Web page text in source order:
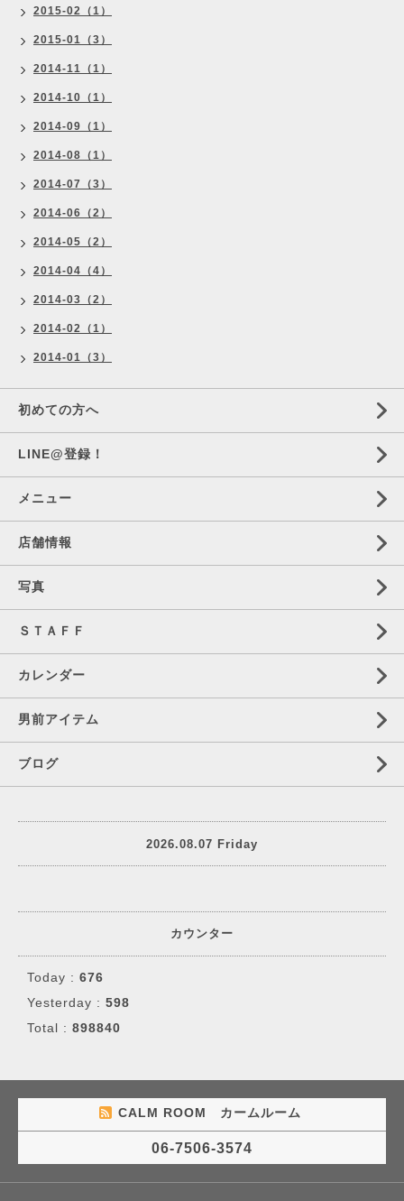
2015-02（1）
2015-01（3）
2014-11（1）
2014-10（1）
2014-09（1）
2014-08（1）
2014-07（3）
2014-06（2）
2014-05（2）
2014-04（4）
2014-03（2）
2014-02（1）
2014-01（3）
初めての方へ
LINE@登録！
メニュー
店舗情報
写真
ＳＴＡＦＦ
カレンダー
男前アイテム
ブログ
2026.08.07 Friday
カウンター
Today : 676
Yesterday : 598
Total : 898840
CALM ROOM カームルーム
06-7506-3574